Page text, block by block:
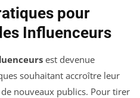
pour
Influenceurs
est devenue
souhaitant accroître leur
nouveaux publics. Pour tirer